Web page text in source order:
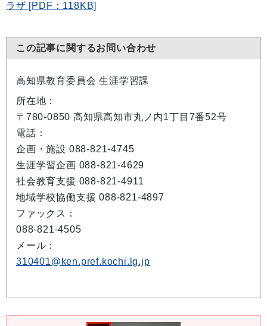
ラザ [PDF：118KB]
この記事に関するお問い合わせ
高知県教育委員会 生涯学習課
所在地：
〒780-0850 高知県高知市丸ノ内1丁目7番52号
電話：
企画・施設 088-821-4745
生涯学習企画 088-821-4629
社会教育支援 088-821-4911
地域学校協働支援 088-821-4897
ファックス：
088-821-4505
メール：
310401@ken.pref.kochi.lg.jp